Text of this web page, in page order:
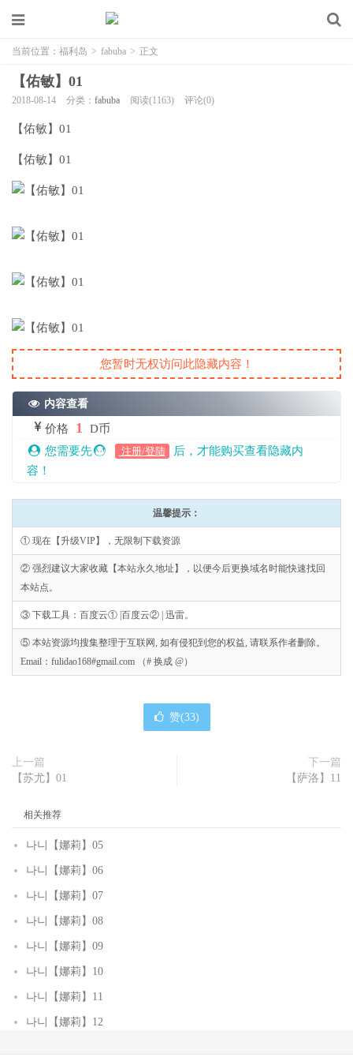
当前位置： 福利岛 > fabuba > 正文
【佑敏】01
2018-08-14 分类： fabuba 阅读(1163) 评论(0)
【佑敏】01
【佑敏】01
您暂时无权访问此隐藏内容！
内容查看
价格 1
D币
您需要先
注册/登陆
后，才能购买查看隐藏内
容！
温馨提示：
① 现在【升级VIP】，无限制下载资源
② 强烈建议大家收藏【本站永久地址】，以便今后更换域名时能快速找回
本站点。
③ 下载工具：百度云① |百度云② | 迅雷。
⑤ 本站资源均搜集整理于互联网, 如有侵犯到您的权益, 请联系作者删除。
Email：fulidao168#gmail.com （# 换成 @）
赞(33)
上一篇
【苏尤】01
下一篇
【萨洛】11
相关推荐
나니【娜莉】05
나니【娜莉】06
나니【娜莉】07
나니【娜莉】08
나니【娜莉】09
나니【娜莉】10
나니【娜莉】11
나니【娜莉】12